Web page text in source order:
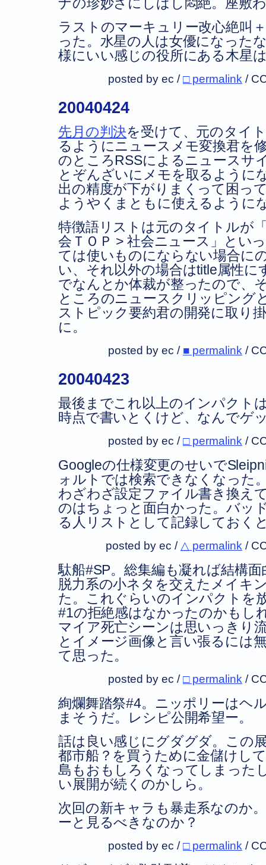
ラストのマーキュリー改心絶叫
った。水星の人は女優になった
様にいい感じの役所にある木
posted by ec /□ permalink /
20040424
先月の判決を受けて、元のタイ
るようにニュースメモ変換君を
のところRSSによるニュースサ
とぞんざいにメモを取るように
出の精度が下がりまくって困っ
ようやくまともに使えるように
特徴語リストは元のタイトルが
会ＴＯＰ > 社会ニュース」とい
ては使いものにならない場合に
い、それ以外の場合はtitle属性
でなんとか体裁が整ったので、
ところのニュースクリッピング
ストピック要約君の開発に取り
に。
posted by ec / ■ permalink /
20040423
最後までこれ以上のインパクト
時点で書いとくけど、なんでゲ
posted by ec /□ permalink /
Googleの仕様変更のせいで
ォルトでは検索できなくなった
わざわざ設定ファイル書き換え
のはちょっと面白かった。バッ
る人リストとして記録しておく
posted by ec / △ permalink /
駄船#SP。総集編も凝れば結構
脱力系の小ネタを交えたメイキ
た。これぐらいのインパクトを
#1の拒絶感はなかったのかもし
マイア死亡シーンは思いっきり
とイメージ画像と言い張るには
て思った。
posted by ec /□ permalink /
絢爛舞踏祭#4。ニッポリーはヘ
まそうだ。レシピ公開希望ー。
話は良い感じにグダグダ。この
都市船？を買うために金儲けし
島もおもしろくなってしまった
い展開が続くのかしら。
次回の新キャラも暴走系なのか
ーと見るべきなのか？
posted by ec /□ permalink /